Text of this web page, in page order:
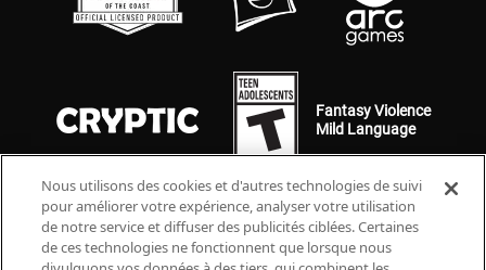
Fantasy Violence
Mild Language
Nous utilisons des cookies et d'autres technologies de suivi
pour améliorer votre expérience, analyser votre utilisation
de notre service et diffuser des publicités ciblées. Certaines
de ces technologies ne fonctionnent que lorsque nous